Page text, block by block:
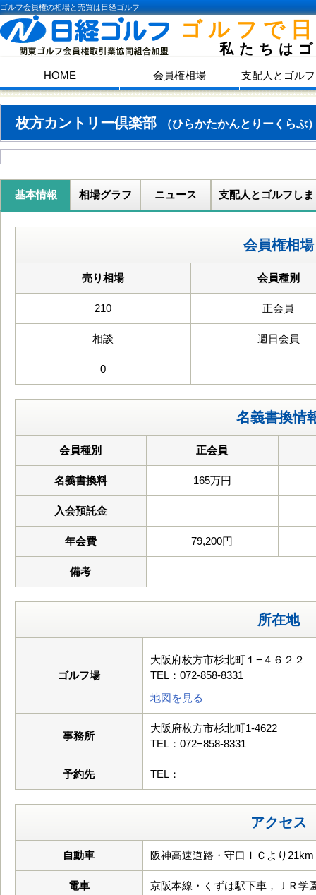
ゴルフ会員権の相場と売買は日経ゴルフ
ゴルフで
私たちは
HOME 会員権相場 支配人とゴル
枚方カントリー倶楽部 （ひらかたかんとりーくらぶ
基本情報 相場グラフ ニュース 支配人とゴルフしま
会員権相場
売り相場 会員種別
210 正会員
相談 週日会員
0
名義書換情
会員種別 正会員
名義書換料 165万円
入会預託金
年会費 79,200円
備考
所在地
ゴルフ場
大阪府枚方市杉北町１−４６２２
TEL：072-858-8331
地図を見る
事務所
大阪府枚方市杉北町1-4622
TEL：072−858-8331
予約先 TEL：
アクセス
自動車 阪神高速道路・守口ＩＣより
電車 京阪本線・くずは駅下車，ＪＲ学